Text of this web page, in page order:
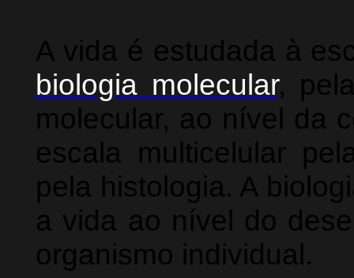
A vida é estudada à
biologia molecular,
molecular, ao nível da
escala multicelular
pela histologia. A
a vida ao nível do
organismo individual.